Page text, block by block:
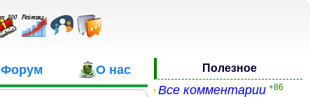
Форум О нас Полезное
Все комментарии +86